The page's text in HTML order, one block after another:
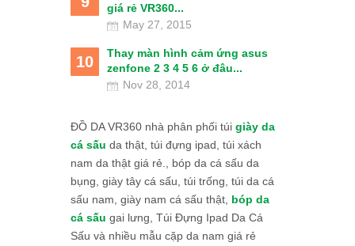
giá rẻ VR360...
May 27, 2015
10
Thay màn hình cảm ứng asus
zenfone 2 3 4 5 6 ở đâu...
Nov 28, 2014
ĐỒ DA VR360 nhà phân phối túi giày da
cá sấu da thật, túi đựng ipad, túi xách
nam da thật giá rẻ., bóp da cá sấu da
bụng, giày tây cá sấu, túi trống, túi da cá
sấu nam, giày nam cá sấu thật, bóp da
cá sấu gai lưng, Túi Đựng Ipad Da Cá
Sấu và nhiều mẫu cặp da nam giá rẻ